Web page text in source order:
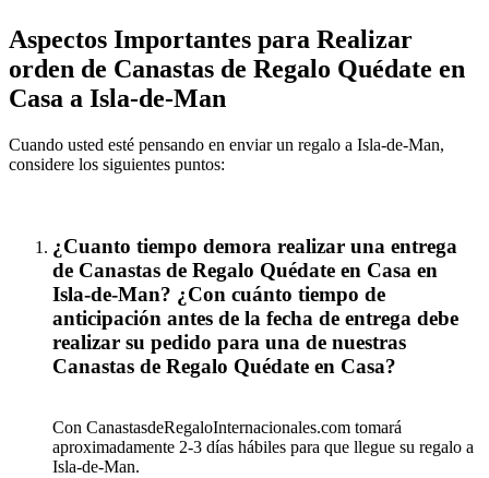
Aspectos Importantes para Realizar
orden de Canastas de Regalo Quédate en
Casa a Isla-de-Man
Cuando usted esté pensando en enviar un regalo a Isla-de-Man,
considere los siguientes puntos:
¿Cuanto tiempo demora realizar una entrega
de Canastas de Regalo Quédate en Casa en
Isla-de-Man? ¿Con cuánto tiempo de
anticipación antes de la fecha de entrega debe
realizar su pedido para una de nuestras
Canastas de Regalo Quédate en Casa?
Con CanastasdeRegaloInternacionales.com tomará
aproximadamente 2-3 días hábiles para que llegue su regalo a
Isla-de-Man.